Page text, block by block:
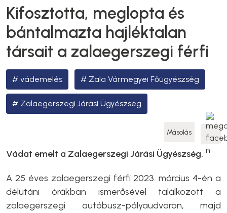
Kifosztotta, meglopta és
bántalmazta hajléktalan
társait a zalaegerszegi férfi
vádemelés Zala Vármegyei Főügyészség
Zalaegerszegi Járási Ügyészség
Másolás
Vádat emelt a Zalaegerszegi Járási Ügyészség.
A 25 éves zalaegerszegi férfi 2023. március 4-én a
délutáni órákban ismerősével találkozott a
zalaegerszegi autóbusz-pályaudvaron, majd